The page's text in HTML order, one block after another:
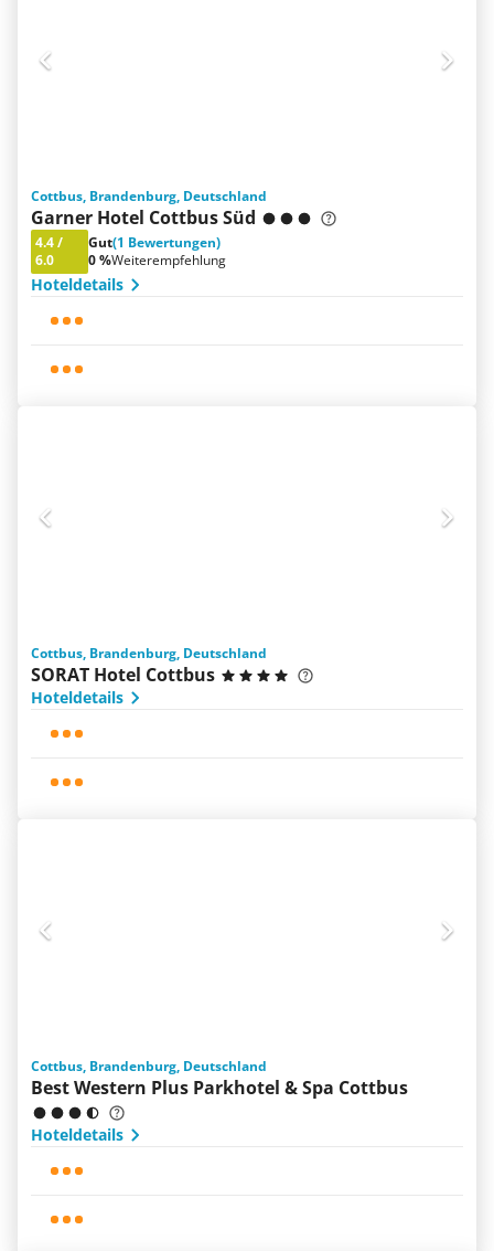
Cottbus, Brandenburg, Deutschland
Garner Hotel Cottbus Süd
4.4/
6.0
Gut(1 Bewertungen)
0 %Weiterempfehlung
Hoteldetails
Cottbus, Brandenburg, Deutschland
SORAT Hotel Cottbus
Hoteldetails
Cottbus, Brandenburg, Deutschland
Best Western Plus Parkhotel & Spa Cottbus
Hoteldetails